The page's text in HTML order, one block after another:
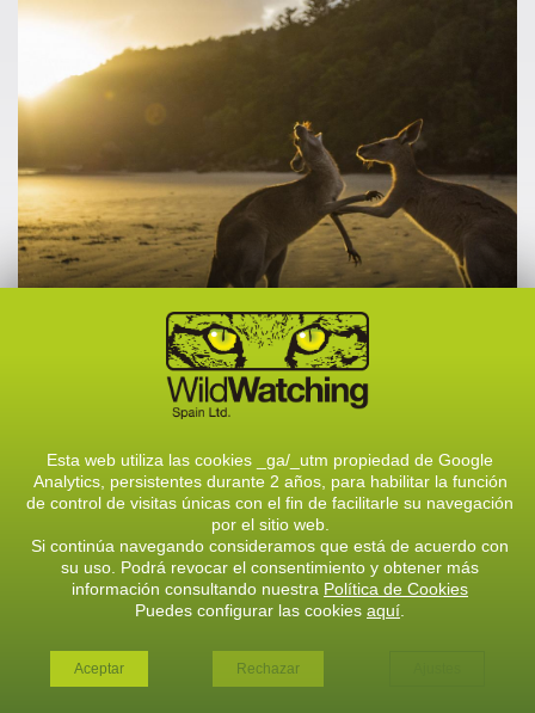
OCEANÍA
VER TODOS LOS VIAJES
VER TODOS LOS VIAJES
Esta web utiliza las cookies _ga/_utm propiedad de Google
Analytics, persistentes durante 2 años, para habilitar la función
de control de visitas únicas con el fin de facilitarle su navegación
por el sitio web.
Si continúa navegando consideramos que está de acuerdo con
su uso. Podrá revocar el consentimiento y obtener más
información consultando nuestra Política de Cookies
Puedes configurar las cookies aquí
Aceptar Rechazar